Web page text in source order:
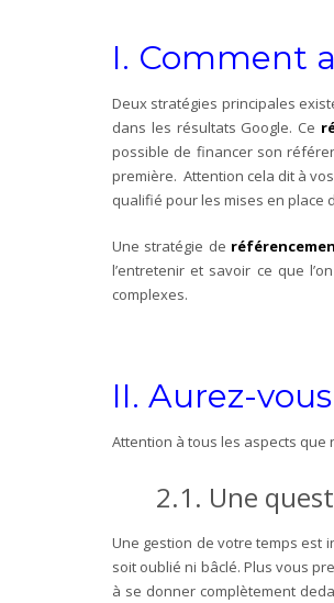
I. Comment
Deux stratégies principales
dans les résultats Google. Ce
possible de financer son
première. Attention cela dit à
qualifié pour les mises en place
Une stratégie de
l’entretenir et savoir ce que
complexes.
II. Aurez-
Attention à tous les aspects
2.1. Une
Une gestion de votre temps est
soit oublié ni bâclé. Plus vous
à se donner complètement